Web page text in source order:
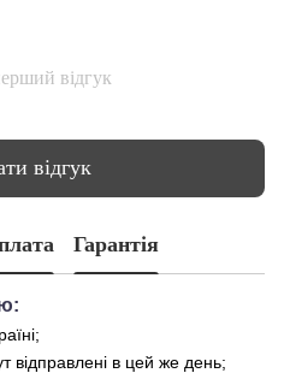
відгук
відгук
Гарантія
відправлені в цей же день;